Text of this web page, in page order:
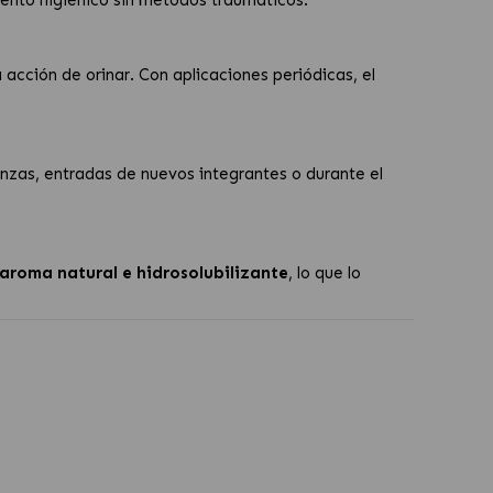
de orinar. Con aplicaciones periódicas, el
entradas de nuevos integrantes o durante el
natural e hidrosolubilizante, lo que lo